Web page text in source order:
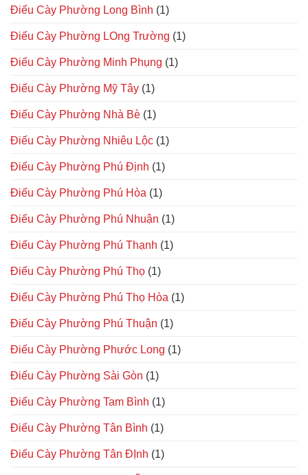
Điếu Cày Phường Long Bình (1)
Điếu Cày Phường LOng Trường (1)
Điếu Cày Phường Minh Phụng (1)
Điếu Cày Phường Mỹ Tây (1)
Điếu Cày Phường Nhà Bè (1)
Điếu Cày Phường Nhiêu Lộc (1)
Điếu Cày Phường Phú Định (1)
Điếu Cày Phường Phú Hòa (1)
Điếu Cày Phường Phú Nhuận (1)
Điếu Cày Phường Phú Thạnh (1)
Điếu Cày Phường Phú Thọ (1)
Điếu Cày Phường Phú Thọ Hòa (1)
Điếu Cày Phường Phú Thuận (1)
Điếu Cày Phường Phước Long (1)
Điếu Cày Phường Sài Gòn (1)
Điếu Cày Phường Tam Bình (1)
Điếu Cày Phường Tân Bình (1)
Điếu Cày Phường Tân ĐỊnh (1)